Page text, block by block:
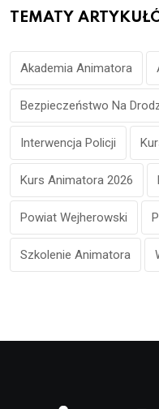
TEMATY
Akademia Animatora
Bezpieczeństwo Na
Interwencja Policji
Kurs Animatora 2026
Powiat Wejherowski
Szkolenie Animatora